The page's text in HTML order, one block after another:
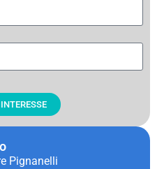
Pignanelli